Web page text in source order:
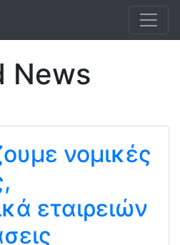
News
νομικές
εταιρειών